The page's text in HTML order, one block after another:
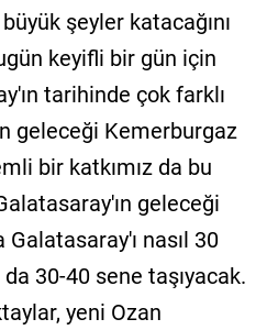
şeyler katacağını
keyifli bir gün için
tarihinde çok farklı
geleceği Kemerburgaz
bir katkımız da bu
geleceği
nasıl 30
da 30-40 sene taşıyacak.
yeni Ozan